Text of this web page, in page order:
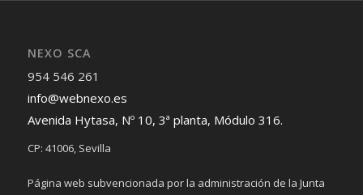
NEXO SCA
954 546 261
info@webnexo.es
Avenida Hytasa, Nº 10, 3ª planta, Módulo 316.
CP: 41006, Sevilla
Página web subvencionada por la administración de la Junta